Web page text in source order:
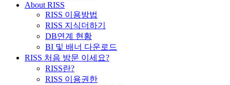
About RISS
RISS 이용방법
RISS 지식더하기
DB연계 현황
BI 및 배너 다운로드
RISS 처음 방문 이세요?
RISS란?
RISS 이용권한